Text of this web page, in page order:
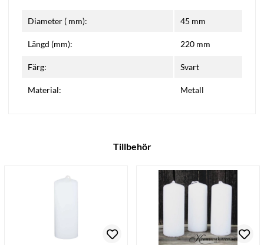
Diameter ( mm): 45 mm
Längd (mm): 220 mm
Färg: Svart
Material: Metall
Tillbehör